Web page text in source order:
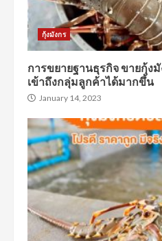
กุ้งมังกร
การขยายฐานธุรกิจ ขายกุ้ง
เข้าถึงกลุ่มลูกค้าได้มากขึ้น
January 14, 2023